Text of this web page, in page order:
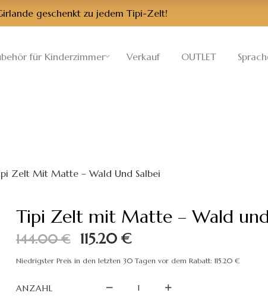
geschenkt zu jedem Tipi-Zelt!
für Kinderzimmer Verkauf OUTLET
Zelt Mit Matte – Wald Und Salbei
Tipi Zelt mit Matte – Wald und
144.00€
Ursprünglicher
Preis
war:
115.20€Aktueller
Preis
ist:
Niedrigster Preis in den letzten 30 Tagen vor dem Rabatt: 115.20 €
ANZAHL